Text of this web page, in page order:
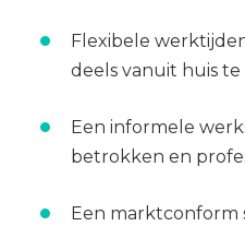
Flexibele
deels vanuit huis te
Een informele
betrokken en
Een marktconform